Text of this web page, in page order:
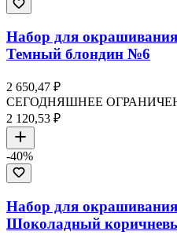
Набор для
Темный блондин №6
2 650,47 ₽
СЕГОДНЯШНЕЕ
2 120,53 ₽
-40%
Набор для
Шоколадный